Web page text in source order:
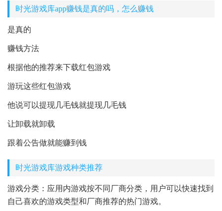
时光游戏库app赚钱是真的吗，怎么赚钱
是真的
赚钱方法
根据他的推荐来下载红包游戏
游玩这些红包游戏
他说可以提现几毛钱就提现几毛钱
让卸载就卸载
跟着公告做就能赚到钱
时光游戏库游戏种类推荐
游戏分类：应用内游戏按不同厂商分类，用户可以快速找到
自己喜欢的游戏类型和厂商推荐的热门游戏。